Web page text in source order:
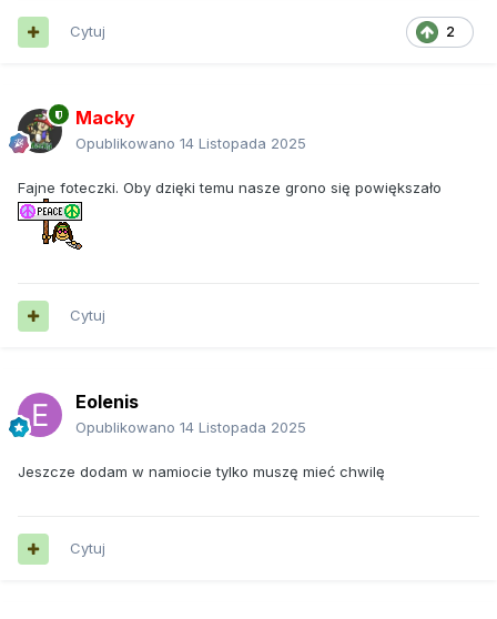
2
Cytuj
Macky
Opublikowano 14 Listopada 2025
Fajne foteczki. Oby dzięki temu nasze grono się powiększało
Cytuj
Eolenis
Opublikowano 14 Listopada 2025
Jeszcze dodam w namiocie tylko muszę mieć chwilę
Cytuj